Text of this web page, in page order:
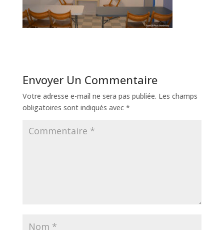
Envoyer Un Commentaire
Votre adresse e-mail ne sera pas publiée. Les champs
obligatoires sont indiqués avec *